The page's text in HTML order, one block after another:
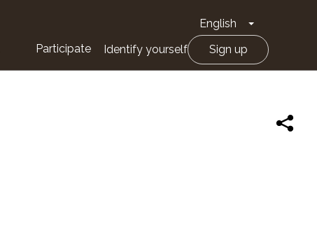
English Toggle
Participate Identify yourself Sign up